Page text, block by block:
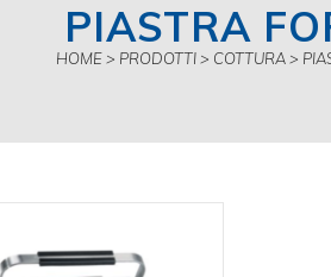
PIASTRA
HOME> PRODOTTI> COTTURA>